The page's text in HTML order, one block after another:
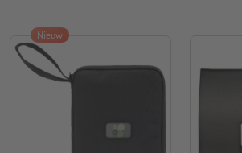
Nieuw